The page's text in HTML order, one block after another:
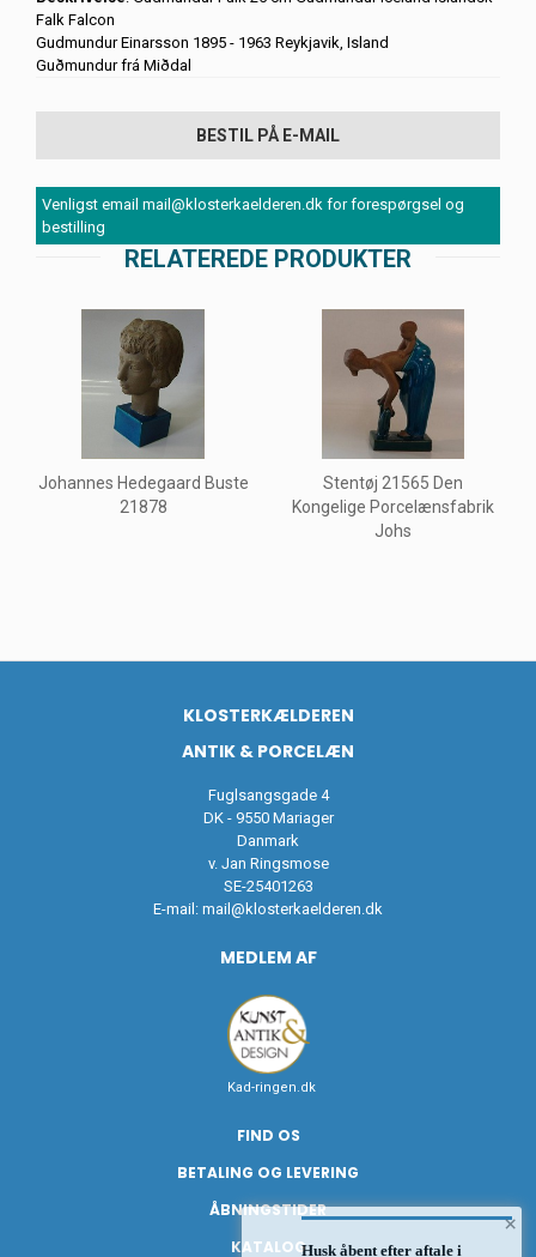
Falk Falcon
Gudmundur Einarsson 1895 - 1963 Reykjavik, Island
Guðmundur frá Miðdal
BESTIL PÅ E-MAIL
Venligst email mail@klosterkaelderen.dk for forespørgsel og
bestilling
RELATEREDE PRODUKTER
Johannes Hedegaard Buste
21878
Stentøj 21565 Den
Kongelige Porcelænsfabrik
Johs
KLOSTERKÆLDEREN
ANTIK & PORCELÆN
Fuglsangsgade 4
DK - 9550 Mariager
Danmark
v. Jan Ringsmose
SE-25401263
E-mail: mail@klosterkaelderen.dk
MEDLEM AF
Kad-ringen.dk
FIND OS
BETALING OG LEVERING
ÅBNINGSTIDER
KATALOG
×
Husk åbent efter aftale i